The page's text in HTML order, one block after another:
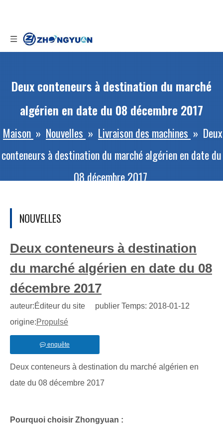
Deux conteneurs à destination du marché
algérien en date du 08 décembre 2017
Maison » Nouvelles » Livraison des machines » Deux
conteneurs à destination du marché algérien en date du
08 décembre 2017
NOUVELLES
Deux conteneurs à destination
du marché algérien en date du 08
décembre 2017
auteur:Éditeur du site publier Temps: 2018-01-12
origine:Propulsé
enquête
Deux conteneurs à destination du marché algérien en
date du 08 décembre 2017
Pourquoi choisir Zhongyuan :